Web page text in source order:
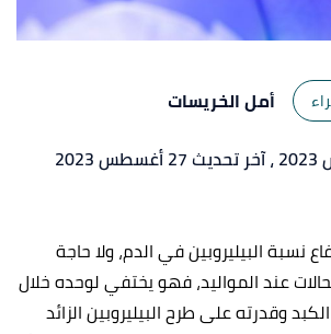
أمل الخريسات
، آخر تحديث 27 أغسطس 2023
نسبة البيليروبين في الدم، ولا حاجة
عند المواليد، فهو يختفي لوحده خلال
وقدرته على طرح البيليروبين الزائد